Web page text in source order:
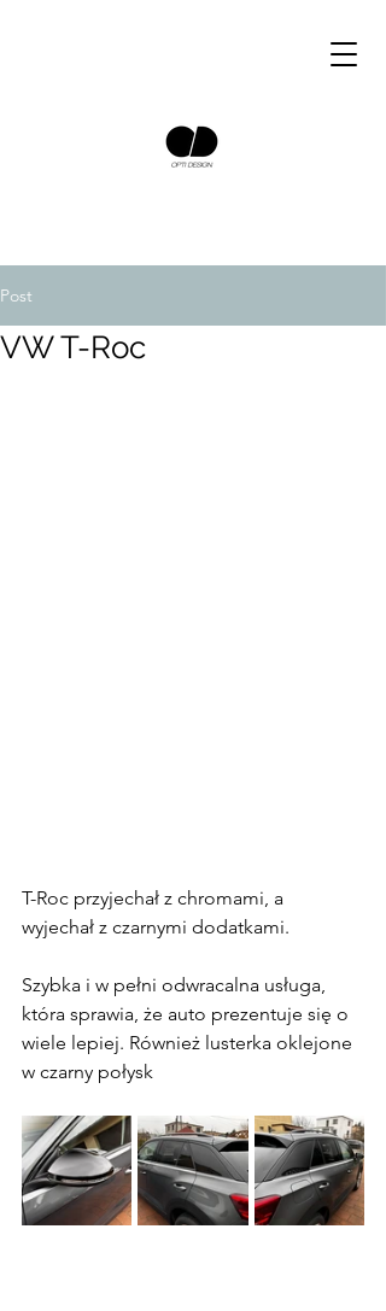
Post
VW T-Roc
T-Roc przyjechał z chromami, a
wyjechał z czarnymi dodatkami.
Szybka i w pełni odwracalna usługa,
która sprawia, że auto prezentuje się o
wiele lepiej. Również lusterka oklejone
w czarny połysk